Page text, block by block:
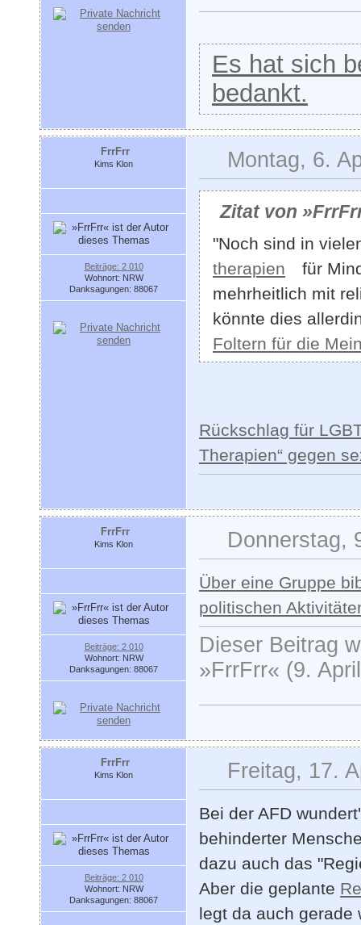
Es hat sich
bedankt.
FrrFrr
Kims Klon
Beiträge: 2 010
Wohnort: NRW
Danksagungen: 88067
Montag, 6.
Zitat von
"Noch sind in
therapien
für
mehrheitlich mit
könnte dies
Foltern für die
Rückschlag für
Therapien“ gegen
FrrFrr
Kims Klon
Beiträge: 2 010
Wohnort: NRW
Danksagungen: 88067
Donnerstag,
Über eine Gruppe
politischen
Dieser Beitrag
»FrrFrr« (9.
FrrFrr
Kims Klon
Beiträge: 2 010
Wohnort: NRW
Danksagungen: 88067
Freitag, 17.
Bei der AFD
behinderter
dazu auch das
Aber die geplante
legt da auch gerade